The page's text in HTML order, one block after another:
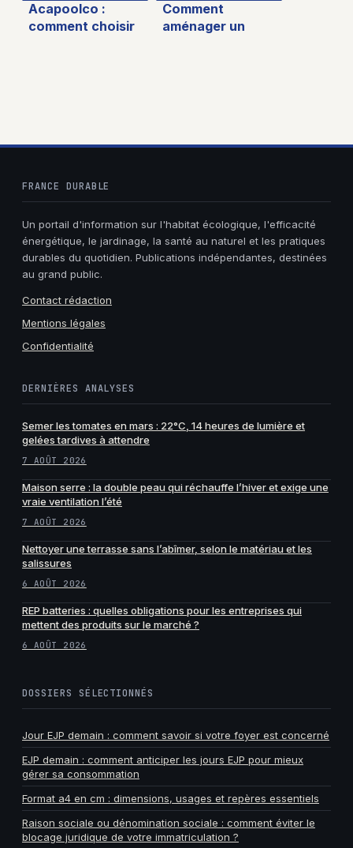
Acapoolco :
comment choisir
Comment
aménager un
FRANCE DURABLE
Un portail d'information sur l'habitat écologique, l'efficacité
énergétique, le jardinage, la santé au naturel et les pratiques
durables du quotidien. Publications indépendantes, destinées
au grand public.
Contact rédaction
Mentions légales
Confidentialité
DERNIÈRES ANALYSES
Semer les tomates en mars : 22°C, 14 heures de lumière et
gelées tardives à attendre
7 AOÛT 2026
Maison serre : la double peau qui réchauffe l’hiver et exige une
vraie ventilation l’été
7 AOÛT 2026
Nettoyer une terrasse sans l’abîmer, selon le matériau et les
salissures
6 AOÛT 2026
REP batteries : quelles obligations pour les entreprises qui
mettent des produits sur le marché ?
6 AOÛT 2026
DOSSIERS SÉLECTIONNÉS
Jour EJP demain : comment savoir si votre foyer est concerné
EJP demain : comment anticiper les jours EJP pour mieux
gérer sa consommation
Format a4 en cm : dimensions, usages et repères essentiels
Raison sociale ou dénomination sociale : comment éviter le
blocage juridique de votre immatriculation ?